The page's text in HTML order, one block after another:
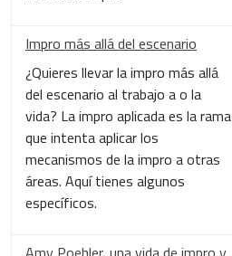
Impro más allá del escenario
¿Quieres llevar la impro más allá
del escenario al trabajo a o la
vida? La impro aplicada es la rama
que intenta aplicar los
mecanismos de la impro a otras
áreas. Aquí tienes algunos
específicos.